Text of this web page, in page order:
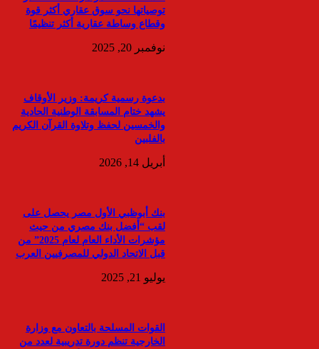
توصياتها نحو سوق عقاري أكثر قوة
وقطاع وساطة عقارية أكثر تنظيمًا
نوفمبر 20, 2025
بدعوة رسمية كريمة: وزير الأوقاف
يشهد ختام المسابقة الوطنية الحادية
والخمسين لحفظ وتلاوة القرآن الكريم
بالفلبين
أبريل 14, 2026
بنك أبوظبي الأول مصر يحصل على
لقب “أفضل بنك مصري من حيث
مؤشرات الأداء العام لعام 2025” من
قبل الاتحاد الدولي للمصرفيين العرب
يوليو 21, 2025
القوات المسلحة بالتعاون مع وزارة
الخارجية تنظم دورة تدريبية لعدد من